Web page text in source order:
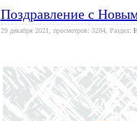
Поздравление с
29 декабря 2021, просмотров: 3284, Раздел: